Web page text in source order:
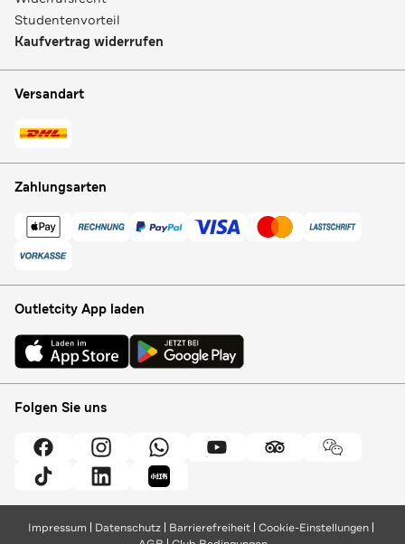
Studentenvorteil
Kaufvertrag widerrufen
Versandart
Zahlungsarten
Outletcity App laden
Folgen Sie uns
Impressum Datenschutz Barrierefreiheit Cookie-Einstellungen